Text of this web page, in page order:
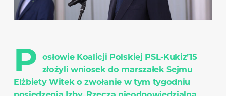
P osłowie Koalicji Polskiej PSL-Kukiz’15
złożyli wniosek do marszałek Sejmu
Elżbiety Witek o zwołanie w tym tygodniu